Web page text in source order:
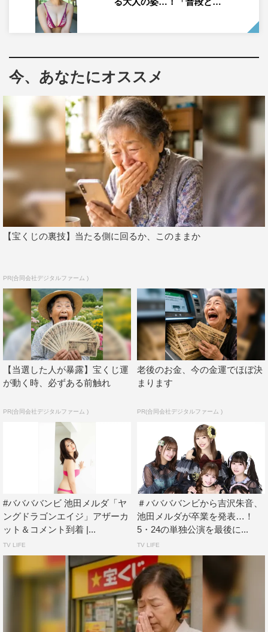
＃ババババンビ 吉沢朱音（撮影：カノウリョウマ）
回はお二人での撮影でしたが、いかがでしたか？
吉沢朱音：可愛い女の子とラーメンが大好き、福岡出身、
＃ババババンビの黄色担当吉沢朱音です！ ありがとうご
ざいます。ペア撮影は初めてだったので新鮮だったけど、
メルダといつも通りボケたりつっこまれたり、楽しい撮影
になってあっという間でした。
池田メルダ：＃ババババンビ緑色担当の池田メルダで
す！ 今回1年ぶりに「Platinum FLASH」さんの雑誌掲載
ということでまた掲載して頂けるということですごくうれ
しかったです！ 今回はいつもはボケとツッコミでよくわ
ちゃわちゃしてるあかねとのペア撮影があったのですが、
今までにないシチュエーションでかなり大人っぽい2人が
今、あなたにオススメ
【宝くじの裏技】当たる側に回るか、このままか
PR(合同会社デジタルファーム )
【当選した人が暴露】宝くじ運
が動く時、必ずある前触れ
PR(合同会社デジタルファーム )
老後のお金、今の金運でほぼ決
まります
PR(合同会社デジタルファーム )
#ババババンビ 池田メルダ「ヤ
ングドラゴンエイジ」アザーカ
ット＆コメント到着 |...
TV LIFE
＃ババババンビから吉沢朱音、
池田メルダが卒業を発表…！
5・24の単独公演を最後に...
TV LIFE